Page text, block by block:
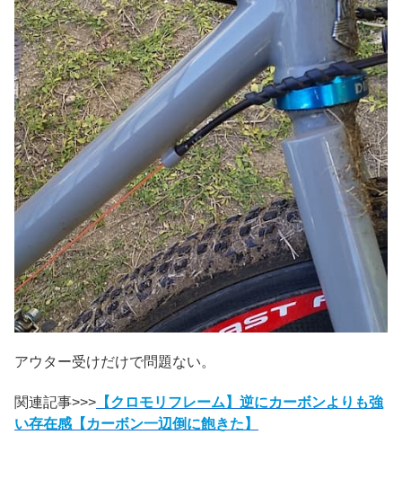
アウター受けだけで問題ない。
関連記事>>> 【クロモリフレーム】逆にカーボンよりも強
い存在感【カーボン一辺倒に飽きた】